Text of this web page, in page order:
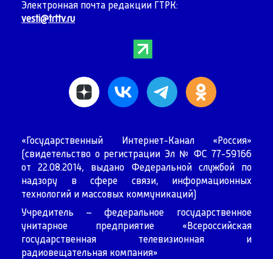
Электронная почта редакции ГТРК:
vesti@trttv.ru
«Государственный Интернет-Канал «Россия»
(свидетельство о регистрации Эл № ФС 77-59166
от 22.08.2014, выдано Федеральной службой по
надзору в сфере связи, информационных
технологий и массовых коммуникаций)
Учредитель – федеральное государственное
унитарное предприятие «Всероссийская
государственная телевизионная и
радиовещательная компания»